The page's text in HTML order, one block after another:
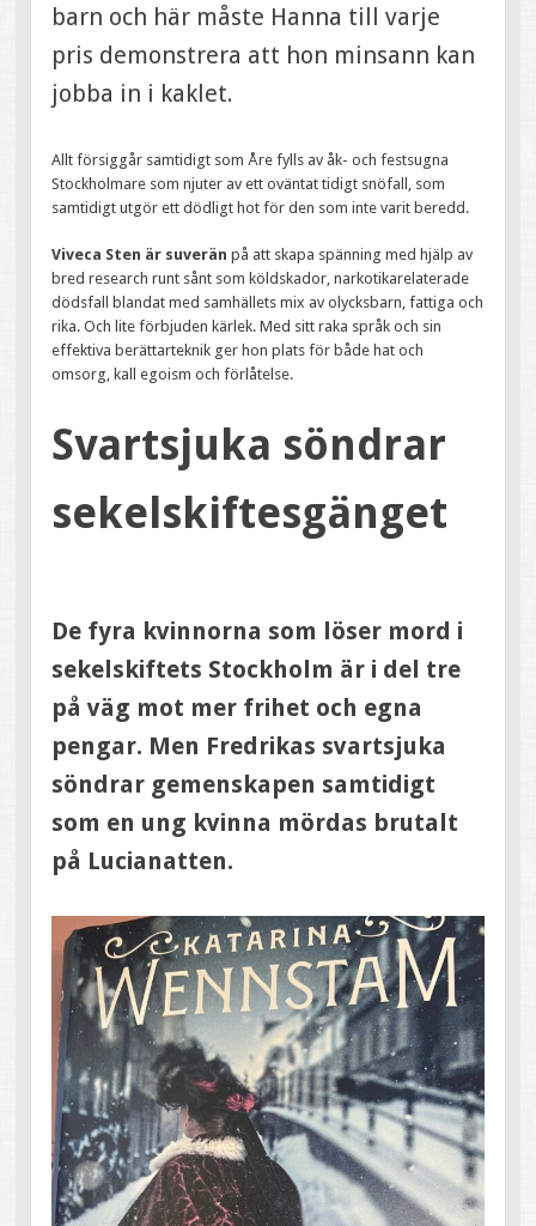
barn och här måste Hanna till varje
pris demonstrera att hon minsann kan
jobba in i kaklet.
Allt försiggår samtidigt som Åre fylls av åk- och festsugna
Stockholmare som njuter av ett oväntat tidigt snöfall, som
samtidigt utgör ett dödligt hot för den som inte varit beredd.
Viveca Sten är suveränpå att skapa spänning med hjälp av
bred research runt sånt som köldskador, narkotikarelaterade
dödsfall blandat med samhällets mix av olycksbarn, fattiga och
rika. Och lite förbjuden kärlek. Med sitt raka språk och sin
effektiva berättarteknik ger hon plats för både hat och
omsorg, kall egoism och förlåtelse.
Svartsjuka söndrar
sekelskiftesgänget
De fyra kvinnorna som löser mord i
sekelskiftets Stockholm är i del tre
på väg mot mer frihet och egna
pengar. Men Fredrikas svartsjuka
söndrar gemenskapen samtidigt
som en ung kvinna mördas brutalt
på Lucianatten.